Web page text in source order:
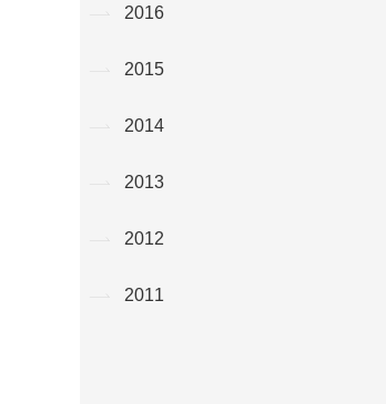
2016
2015
2014
2013
2012
2011